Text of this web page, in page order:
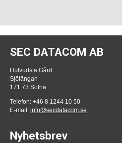
SEC DATACOM AB
Hufvudsta Gård
Sjölängan
171 73 Solna
Telefon: +46 8 1244 10 50
E-mail:info@secdatacom.se
Nyhetsbrev